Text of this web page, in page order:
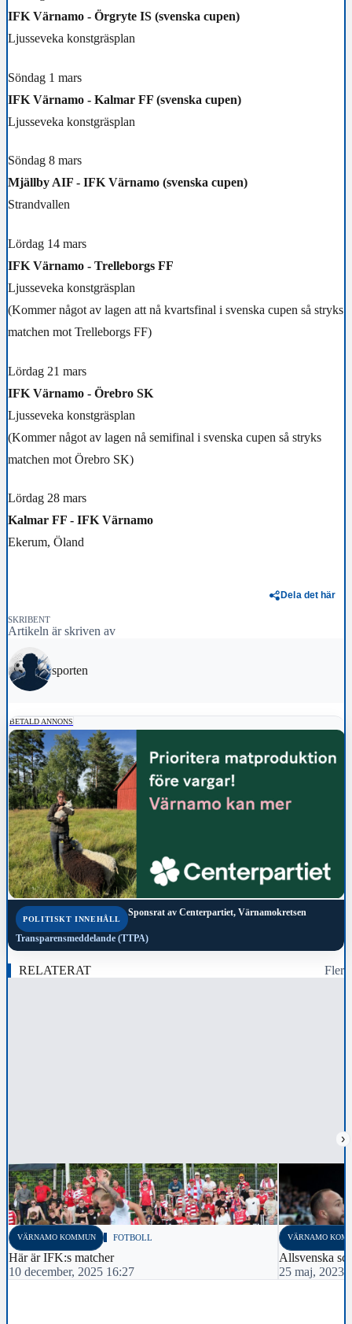
IFK Värnamo - Örgryte IS (svenska cupen)
Ljusseveka konstgräsplan
Söndag 1 mars
IFK Värnamo - Kalmar FF (svenska cupen)
Ljusseveka konstgräsplan
Söndag 8 mars
Mjällby AIF - IFK Värnamo (svenska cupen)
Strandvallen
Lördag 14 mars
IFK Värnamo - Trelleborgs FF
Ljusseveka konstgräsplan
(Kommer något av lagen att nå kvartsfinal i svenska cupen så stryks
matchen mot Trelleborgs FF)
Lördag 21 mars
IFK Värnamo - Örebro SK
Ljusseveka konstgräsplan
(Kommer något av lagen nå semifinal i svenska cupen så stryks
matchen mot Örebro SK)
Lördag 28 mars
Kalmar FF - IFK Värnamo
Ekerum, Öland
Dela det här
SKRIBENT
Artikeln är skriven av
sporten
BETALD ANNONS
POLITISKT INNEHÅLL
Sponsrat av Centerpartiet, Värnamokretsen
Transparensmeddelande (TTPA)
RELATERAT Fler
›
VÄRNAMO KOMMUN FOTBOLL
Här är IFK:s matcher
10 december, 2025 16:27
VÄRNAMO
Allsvenska
25 maj, 2023